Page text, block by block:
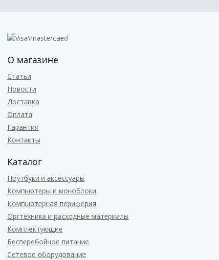
О магазине
Статьи
Новости
Доставка
Оплата
Гарантия
Контакты
Каталог
Ноутбуки и аксессуары
Компьютеры и моноблоки
Компьютерная периферия
Оргтехника и расходные материалы
Комплектующие
Бесперебойное питание
Сетевое оборудование